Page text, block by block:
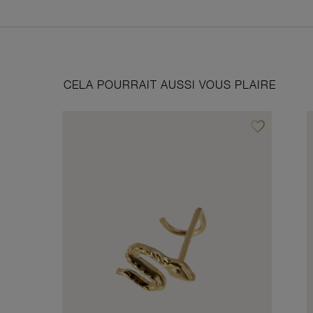
CELA POURRAIT AUSSI VOUS PLAIRE
favorite_borderAjouter à vos